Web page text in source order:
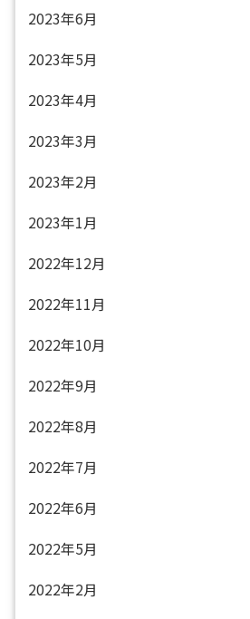
2023年6月
2023年5月
2023年4月
2023年3月
2023年2月
2023年1月
2022年12月
2022年11月
2022年10月
2022年9月
2022年8月
2022年7月
2022年6月
2022年5月
2022年2月